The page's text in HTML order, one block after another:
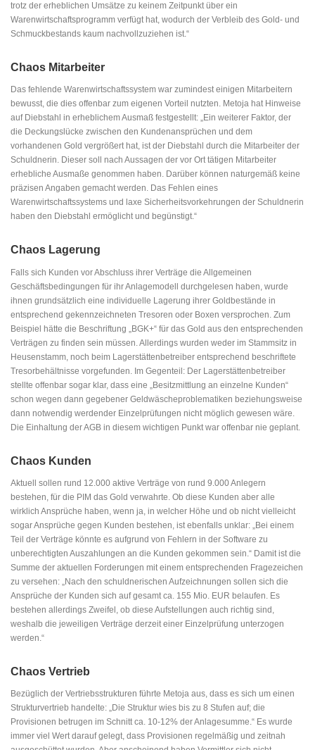
trotz der erheblichen Umsätze zu keinem Zeitpunkt über ein
Warenwirtschaftsprogramm verfügt hat, wodurch der Verbleib des Gold- und
Schmuckbestands kaum nachvollzuziehen ist.“
Chaos Mitarbeiter
Das fehlende Warenwirtschaftssystem war zumindest einigen Mitarbeitern
bewusst, die dies offenbar zum eigenen Vorteil nutzten. Metoja hat Hinweise
auf Diebstahl in erheblichem Ausmaß festgestellt: „Ein weiterer Faktor, der
die Deckungslücke zwischen den Kundenansprüchen und dem
vorhandenen Gold vergrößert hat, ist der Diebstahl durch die Mitarbeiter der
Schuldnerin. Dieser soll nach Aussagen der vor Ort tätigen Mitarbeiter
erhebliche Ausmaße genommen haben. Darüber können naturgemäß keine
präzisen Angaben gemacht werden. Das Fehlen eines
Warenwirtschaftssystems und laxe Sicherheitsvorkehrungen der Schuldnerin
haben den Diebstahl ermöglicht und begünstigt.“
Chaos Lagerung
Falls sich Kunden vor Abschluss ihrer Verträge die Allgemeinen
Geschäftsbedingungen für ihr Anlagemodell durchgelesen haben, wurde
ihnen grundsätzlich eine individuelle Lagerung ihrer Goldbestände in
entsprechend gekennzeichneten Tresoren oder Boxen versprochen. Zum
Beispiel hätte die Beschriftung „BGK+“ für das Gold aus den entsprechenden
Verträgen zu finden sein müssen. Allerdings wurden weder im Stammsitz in
Heusenstamm, noch beim Lagerstättenbetreiber entsprechend beschriftete
Tresorbehältnisse vorgefunden. Im Gegenteil: Der Lagerstättenbetreiber
stellte offenbar sogar klar, dass eine „Besitzmittlung an einzelne Kunden“
schon wegen dann gegebener Geldwäscheproblematiken beziehungsweise
dann notwendig werdender Einzelprüfungen nicht möglich gewesen wäre.
Die Einhaltung der AGB in diesem wichtigen Punkt war offenbar nie geplant.
Chaos Kunden
Aktuell sollen rund 12.000 aktive Verträge von rund 9.000 Anlegern
bestehen, für die PIM das Gold verwahrte. Ob diese Kunden aber alle
wirklich Ansprüche haben, wenn ja, in welcher Höhe und ob nicht vielleicht
sogar Ansprüche gegen Kunden bestehen, ist ebenfalls unklar: „Bei einem
Teil der Verträge könnte es aufgrund von Fehlern in der Software zu
unberechtigten Auszahlungen an die Kunden gekommen sein.“ Damit ist die
Summe der aktuellen Forderungen mit einem entsprechenden Fragezeichen
zu versehen: „Nach den schuldnerischen Aufzeichnungen sollen sich die
Ansprüche der Kunden sich auf gesamt ca. 155 Mio. EUR belaufen. Es
bestehen allerdings Zweifel, ob diese Aufstellungen auch richtig sind,
weshalb die jeweiligen Verträge derzeit einer Einzelprüfung unterzogen
werden.“
Chaos Vertrieb
Bezüglich der Vertriebsstrukturen führte Metoja aus, dass es sich um einen
Strukturvertrieb handelte: „Die Struktur wies bis zu 8 Stufen auf; die
Provisionen betrugen im Schnitt ca. 10-12% der Anlagesumme.“ Es wurde
immer viel Wert darauf gelegt, dass Provisionen regelmäßig und zeitnah